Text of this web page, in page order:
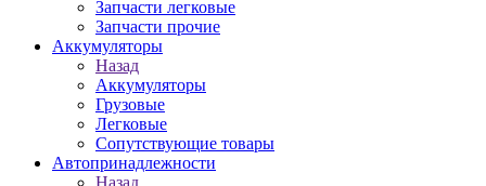
Запчасти легковые
Запчасти прочие
Аккумуляторы
Назад
Аккумуляторы
Грузовые
Легковые
Сопутствующие товары
Автопринадлежности
Назад